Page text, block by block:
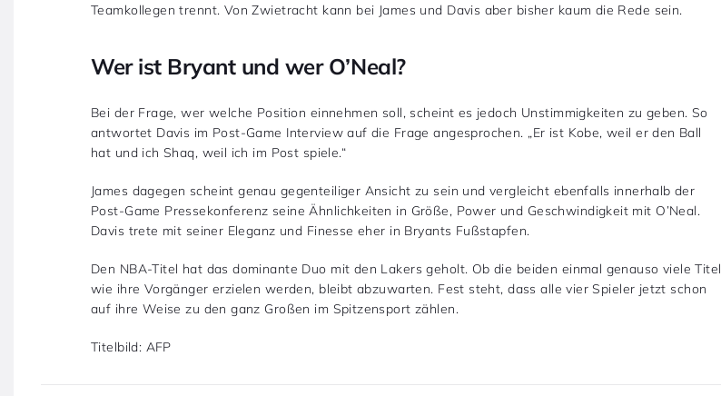
Teamkollegen trennt. Von Zwietracht kann bei James und Davis aber bisher kaum die Rede sein.
Wer ist Bryant und wer O’Neal?
Bei der Frage, wer welche Position einnehmen soll, scheint es jedoch Unstimmigkeiten zu geben. So
antwortet Davis im Post-Game Interview auf die Frage angesprochen. „Er ist Kobe, weil er den Ball
hat und ich Shaq, weil ich im Post spiele.“
James dagegen scheint genau gegenteiliger Ansicht zu sein und vergleicht ebenfalls innerhalb der
Post-Game Pressekonferenz seine Ähnlichkeiten in Größe, Power und Geschwindigkeit mit O’Neal.
Davis trete mit seiner Eleganz und Finesse eher in Bryants Fußstapfen.
Den NBA-Titel hat das dominante Duo mit den Lakers geholt. Ob die beiden einmal genauso viele Titel
wie ihre Vorgänger erzielen werden, bleibt abzuwarten. Fest steht, dass alle vier Spieler jetzt schon
auf ihre Weise zu den ganz Großen im Spitzensport zählen.
Titelbild: AFP